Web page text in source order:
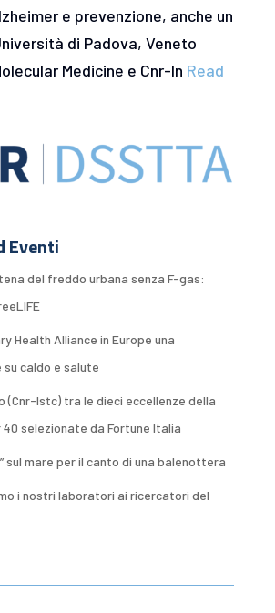
e prevenzione, anche un
di Padova, Veneto
Medicine e Cnr-In Read
Eventi
del freddo urbana senza F-gas:
Health Alliance in Europe una
su caldo e salute
(Cnr-Istc) tra le dieci eccellenze della
40 selezionate da Fortune Italia
sul mare per il canto di una balenottera
i nostri laboratori ai ricercatori del